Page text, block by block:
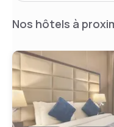
Nos hôtels à